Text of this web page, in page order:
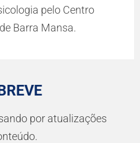
pelo Centro
Barra Mansa.
por atualizações